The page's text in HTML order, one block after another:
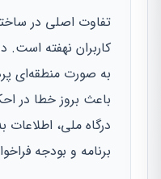
تفاوت اصلی در
به صورت منطقه‌ای
باعث بروز خطا در
درگاه ملی، اطلاعات
برنامه و بودجه